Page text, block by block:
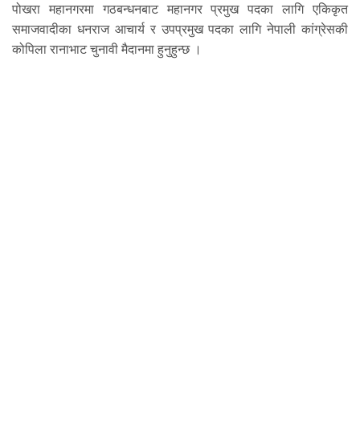
पोखरा महानगरमा गठबन्धनबाट महानगर प्रमुख पदका लागि एकिकृत
समाजवादीका धनराज आचार्य र उपप्रमुख पदका लागि नेपाली कांग्रेसकी
कोपिला रानाभाट चुनावी मैदानमा हुनुहुन्छ ।